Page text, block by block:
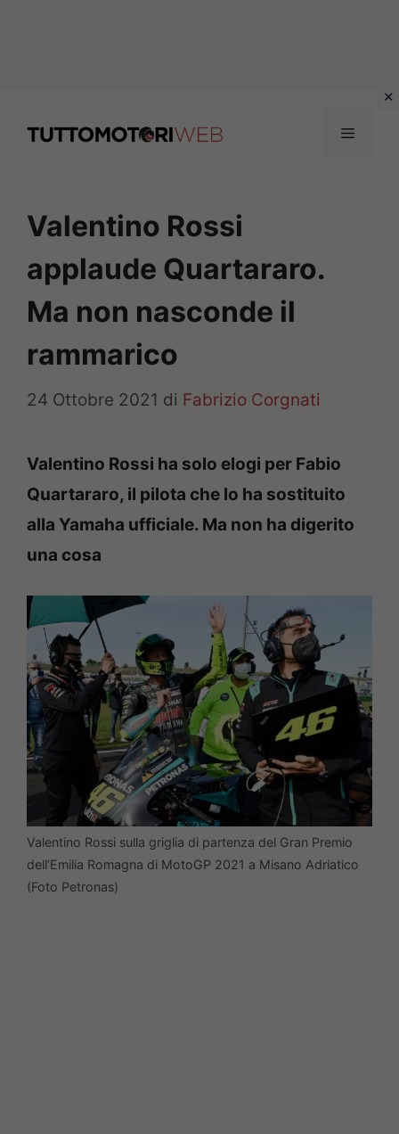
Menu
Valentino Rossi
applaude Quartararo.
Ma non nasconde il
rammarico
24 Ottobre 2021 di Fabrizio Corgnati
Valentino Rossi ha solo elogi per Fabio
Quartararo, il pilota che lo ha sostituito
alla Yamaha ufficiale. Ma non ha digerito
una cosa
Valentino Rossi sulla griglia di partenza del Gran Premio
dell’Emilia Romagna di MotoGP 2021 a Misano Adriatico
(Foto Petronas)